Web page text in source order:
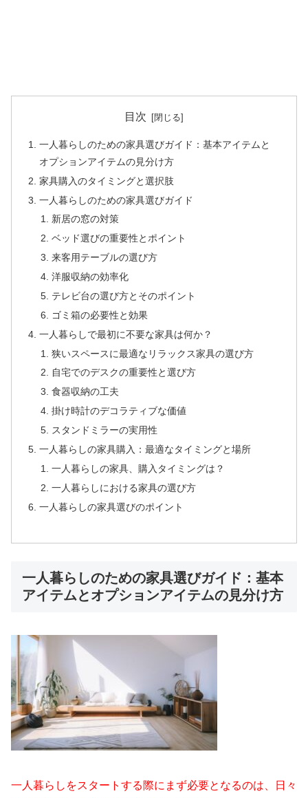
目次
一人暮らしのための家具選びガイド：基本アイテムと
オプションアイテムの見分け方
家具購入のタイミングと選択肢
一人暮らしのための家具選びガイド
新居の窓の対策
ベッド選びの重要性とポイント
来客用テーブルの選び方
洋服収納の効率化
テレビ台の選び方とそのポイント
ゴミ箱の必要性と効果
一人暮らしで最初に不要な家具は何か？
狭いスペースに最適なリラックス家具の選び方
自宅でのデスクの重要性と選び方
食器収納の工夫
掛け時計のデコラティブな価値
スタンドミラーの実用性
一人暮らしの家具購入：最適なタイミングと場所
一人暮らしの家具、購入タイミングは？
一人暮らしにおける家具の選び方
一人暮らしの家具選びのポイント
一人暮らしのための家具選びガイド：基本
アイテムとオプションアイテムの見分け方
一人暮らしをスタートする際にまず必要となるのは、日々